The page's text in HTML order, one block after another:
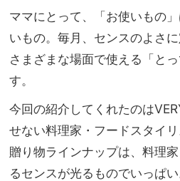
【極
上の
家族
旅】
ママにとって、「お使いもの
いもの。毎月、センスのよさに
さまざまな場面で使える「と
す。
今回の紹介してくれたのは
せない料理家・フードスタイリ
贈り物ラインナップは、料理
るセンスが光るものでいっぱい